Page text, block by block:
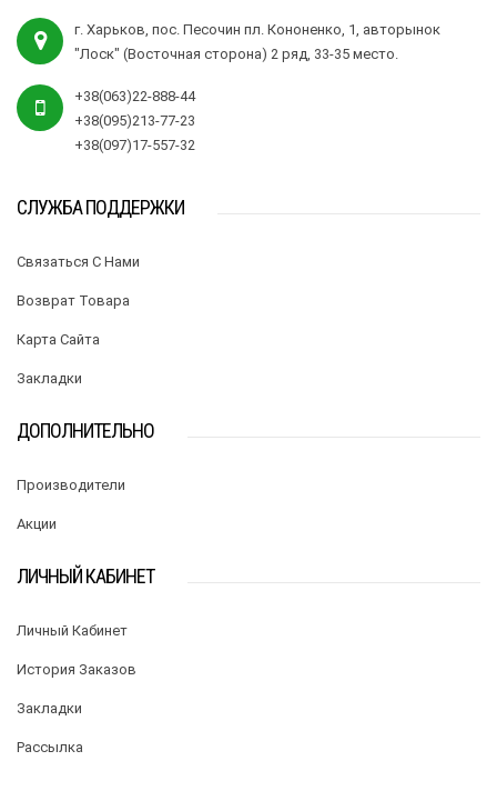
г. Харьков, пос. Песочин пл. Кононенко, 1, авторынок
"Лоск" (Восточная сторона) 2 ряд, 33-35 место.
+38(063)22-888-44
+38(095)213-77-23
+38(097)17-557-32
СЛУЖБА ПОДДЕРЖКИ
Связаться С Нами
Возврат Товара
Карта Сайта
Закладки
ДОПОЛНИТЕЛЬНО
Производители
Акции
ЛИЧНЫЙ КАБИНЕТ
Личный Кабинет
История Заказов
Закладки
Рассылка